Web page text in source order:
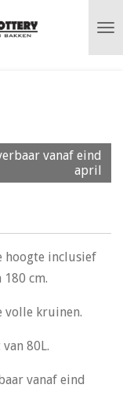
vanaf eind
april
hoogte inclusief
180 cm.
volle kruinen.
80L.
vanaf eind